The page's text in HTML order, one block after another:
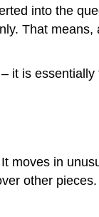
into the
That means,
it is
moves in
other